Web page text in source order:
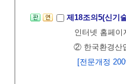
제18조의5(신기
인터넷 홈페
② 한국환경산
[전문개정